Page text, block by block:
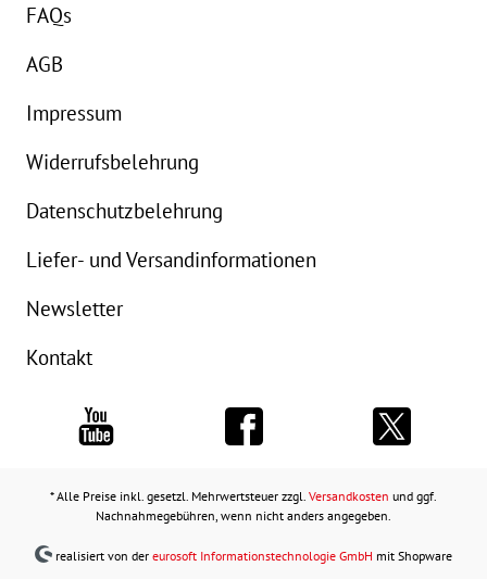
FAQs
AGB
Impressum
Widerrufsbelehrung
Datenschutzbelehrung
Liefer- und Versandinformationen
Newsletter
Kontakt
* Alle Preise inkl. gesetzl. Mehrwertsteuer zzgl. Versandkosten und ggf.
Nachnahmegebühren, wenn nicht anders angegeben.
realisiert von dereurosoft Informationstechnologie GmbH mit Shopware